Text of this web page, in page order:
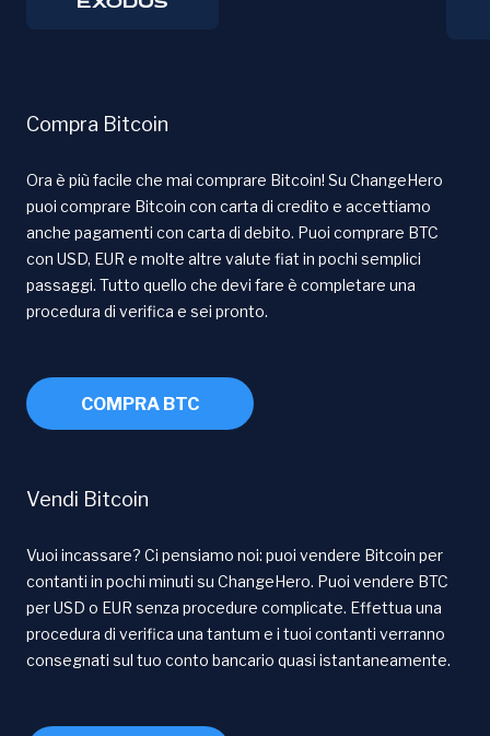
Compra Bitcoin
Ora è più facile che mai comprare Bitcoin! Su ChangeHero
puoi comprare Bitcoin con carta di credito e accettiamo
anche pagamenti con carta di debito. Puoi comprare BTC
con USD, EUR e molte altre valute fiat in pochi semplici
passaggi. Tutto quello che devi fare è completare una
procedura di verifica e sei pronto.
COMPRA BTC
Vendi Bitcoin
Vuoi incassare? Ci pensiamo noi: puoi vendere Bitcoin per
contanti in pochi minuti su ChangeHero. Puoi vendere BTC
per USD o EUR senza procedure complicate. Effettua una
procedura di verifica una tantum e i tuoi contanti verranno
consegnati sul tuo conto bancario quasi istantaneamente.